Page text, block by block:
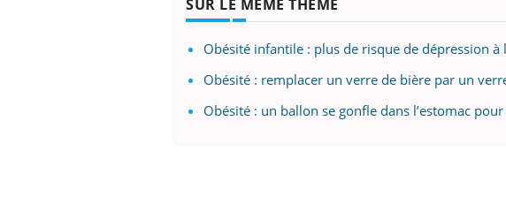
SUR LE MÊME THÈME
Obésité infantile : plus de risque de dépression à
Obésité : remplacer un verre de bière par un
Obésité : un ballon se gonfle dans l’estomac
patients comme parfois chez les soignants.
sont ...